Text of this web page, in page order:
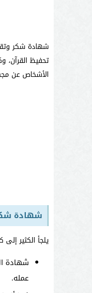
شهادة شكر
تحفيظ القرآن،
الأشخاص عن
شهادة
يلجأ الكثير
شهادة
عمله.